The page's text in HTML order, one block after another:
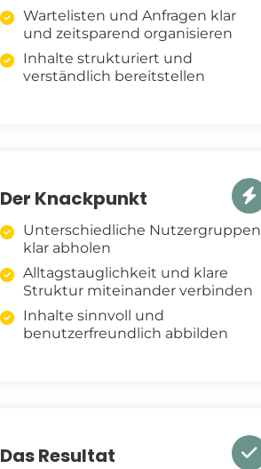
Wartelisten und Anfragen klar
und zeitsparend organisieren
Inhalte strukturiert und
verständlich bereitstellen
Der Knackpunkt
Unterschiedliche Nutzergruppen
klar abholen
Alltagstauglichkeit und klare
Struktur miteinander verbinden
Inhalte sinnvoll und
benutzerfreundlich abbilden
Das Resultat